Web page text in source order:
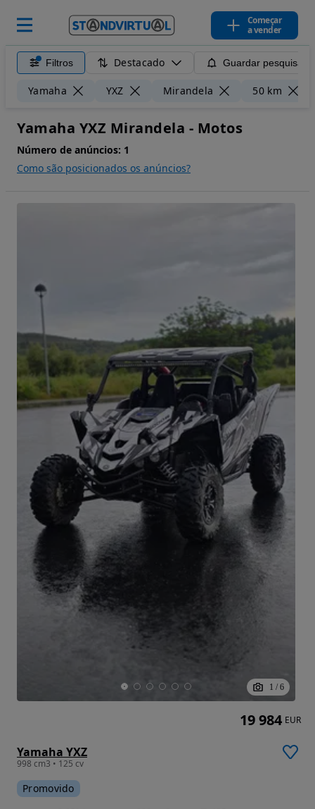
Começar
a vender
Filtros Destacado Guardar pesquisa
Yamaha YXZ Mirandela 50 km
Yamaha YXZ Mirandela - Motos
Número de anúncios: 1
Como são posicionados os anúncios?
1 / 6
Yamaha YXZ
998 cm3 • 125 cv
Promovido
19 984 EUR